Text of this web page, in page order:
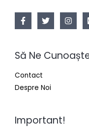
Să Ne
Contact
Despre Noi
Important!